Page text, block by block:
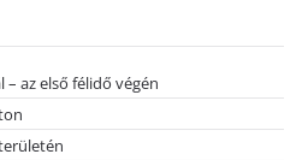
az első félidő végén